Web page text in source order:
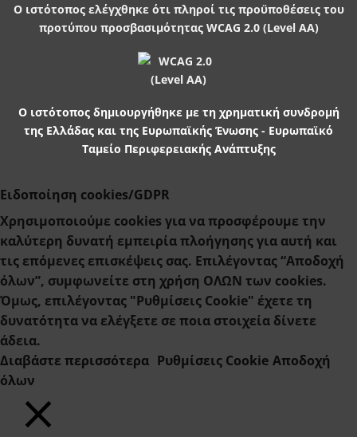
Ο ιστότοπος ελέγχθηκε ότι πληροί τις προϋποθέσεις του
προτύπου προσβασιμότητας WCAG 2.0 (Level AA)
Ο ιστότοπος δημιουργήθηκε με τη χρηματική συνδρομή
της Ελλάδας και της Ευρωπαϊκής Ένωσης - Ευρωπαϊκό
Ταμείο Περιφερειακής Ανάπτυξης
Ειδοποίηση cookies/GDPR
Χρησιμοποιούμε cookies για να προσφέρουμε την
καλύτερη δυνατή εμπειρία πλοήγησης για αυτή και
τις επόμενες επισκέψεις σας. Επιλέγοντας “Αποδοχή
όλων”, συμφωνείτε στη χρήση ΟΛΩΝ των cookies.
Όμως, επιλέγοντας "Ρυθμίσεις Cookie" έχετε τη
δυνατότητα να ελέγξετε σε ποια στοιχεία δίνετε
άδεια.
Διαβάστε περισσότερα Ρυθμίσεις Cookie Αποδοχή
όλων